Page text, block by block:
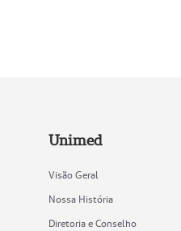
Unimed
Visão Geral
Nossa História
Diretoria e Conselho